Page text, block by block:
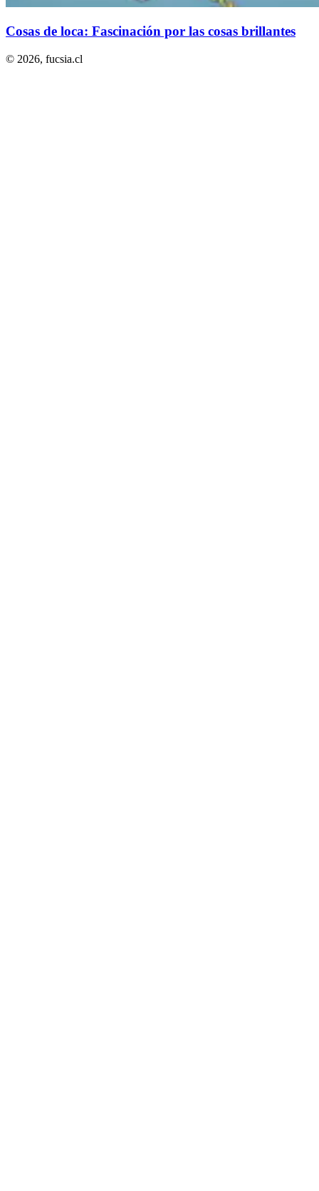
Cosas de loca: Fascinación por las cosas brillantes
© 2026, fucsia.cl